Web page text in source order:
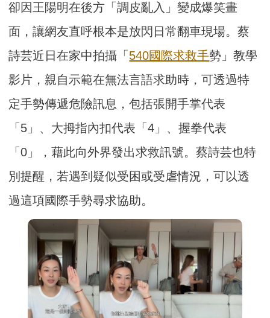
卻因王陽明在後方「調皮亂入」變成爆笑畫
面，讓網友直呼根本是放閃日常翻車現場。蔡
詩芸近日在家中拍攝「 540國際求救手勢」教學
影片，親自示範在無法言語求助時，可透過特
定手勢傳遞危險訊息，包括張開手掌代表
「5」、大拇指內扣代表「4」、握拳代表
「0」，藉此向外界發出求救訊號。蔡詩芸也特
別提醒，若遇到疑似受困或受虐情況，可以透
過這項國際手勢尋求協助。